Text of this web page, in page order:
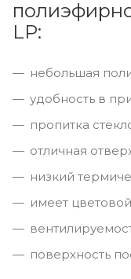
LP:
небольшая
удобность в
пропитка
отличная
низкий
имеет
поверхность